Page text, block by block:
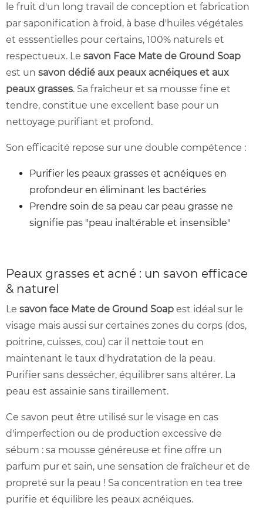
le fruit d'un long travail de conception et fabrication
par saponification à froid, à base d'huiles végétales
et esssentielles pour certains, 100% naturels et
respectueux. Le savon Face Mate de Ground Soap
est un savon dédié aux peaux acnéiques et aux
peaux grasses. Sa fraîcheur et sa mousse fine et
tendre, constitue une excellent base pour un
nettoyage purifiant et profond.
Son efficacité repose sur une double compétence :
Purifier les peaux grasses et acnéiques en
profondeur en éliminant les bactéries
Prendre soin de sa peau car peau grasse ne
signifie pas "peau inaltérable et insensible"
Peaux grasses et acné : un savon efficace
& naturel
Le savon face Mate de Ground Soap est idéal sur le
visage mais aussi sur certaines zones du corps (dos,
poitrine, cuisses, cou) car il nettoie tout en
maintenant le taux d'hydratation de la peau.
Purifier sans dessécher, équilibrer sans altérer. La
peau est assainie sans tiraillement.
Ce savon peut être utilisé sur le visage en cas
d'imperfection ou de production excessive de
sébum : sa mousse généreuse et fine offre un
parfum pur et sain, une sensation de fraîcheur et de
propreté sur la peau ! Sa concentration en tea tree
purifie et équilibre les peaux acnéiques.